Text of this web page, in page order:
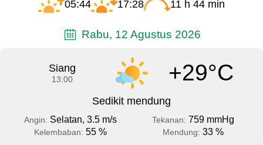
05:44 17:28 11 h 44 min
Rabu, 12 Agustus 2026
Siang
13:00 +29°C
Sedikit mendung
Angin: Selatan, 3.5 m/s Tekanan: 759 mmHg
Kelembaban: 55 % Mendung: 33 %